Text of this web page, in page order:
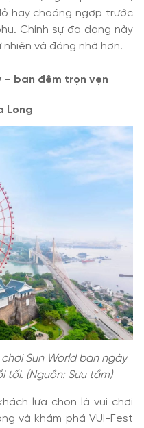
hay choáng ngợp trước
Chính sự đa dạng này
và đáng nhớ hơn.
– ban đêm trọn vẹn
Long
Sun World ban ngày
tối. (Nguồn: Sưu tầm)
lựa chọn là vui chơi
và khám phá VUI-Fest